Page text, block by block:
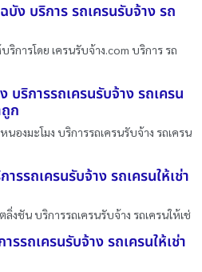
ง บริการ รถเครนรับจ้าง รถ
การโดย เครนรับจ้าง.com บริการ รถ
บริการรถเครนรับจ้าง รถเครน
ถูก
นองมะโมง บริการรถเครนรับจ้าง รถเครน
รรถเครนรับจ้าง รถเครนให้เช่า
งชัน บริการรถเครนรับจ้าง รถเครนให้เช่
รรถเครนรับจ้าง รถเครนให้เช่า